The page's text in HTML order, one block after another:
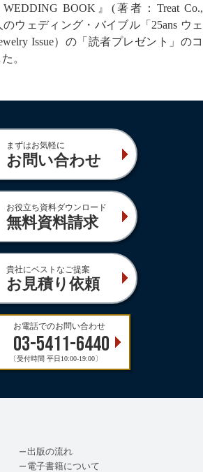
WEDDING BOOK』(著者：Treat Co.,
ウェディング・バイブル「25ans ウェ
Issue）の「読者プレゼント」のコ
。
まずはお気軽に
お問い合わせ
お役立ち資料ダウンロード
無料資料請求
貴社にベストなご提案
お見積り依頼
お電話でのお問い合わせ
03-5411-6440
〔受付時間 平日10:00-19:00〕
出版の流れ
電子書籍について